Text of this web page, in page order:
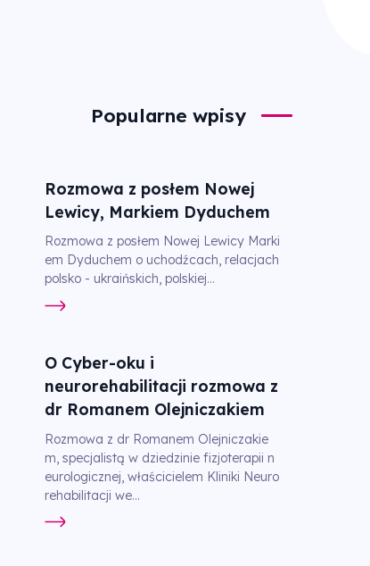
Popularne wpisy
Rozmowa z posłem Nowej
Lewicy, Markiem Dyduchem
Rozmowa z posłem Nowej Lewicy Marki
em Dyduchem o uchodźcach, relacjach
polsko - ukraińskich, polskiej...
O Cyber-oku i
neurorehabilitacji rozmowa z
dr Romanem Olejniczakiem
Rozmowa z dr Romanem Olejniczakie
m, specjalistą w dziedzinie fizjoterapii n
eurologicznej, właścicielem Kliniki Neuro
rehabilitacji we...